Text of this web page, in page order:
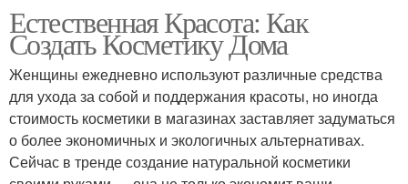
Естественная Красота: Как
Создать Косметику Дома
Женщины ежедневно используют различные средства
для ухода за собой и поддержания красоты, но иногда
стоимость косметики в магазинах заставляет задуматься
о более экономичных и экологичных альтернативах.
Сейчас в тренде создание натуральной косметики